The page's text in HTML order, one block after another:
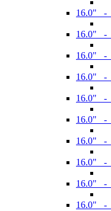
16.0" -
16.0" -
16.0" -
16.0" -
16.0" -
16.0" -
16.0" -
16.0" -
16.0" -
16.0" -